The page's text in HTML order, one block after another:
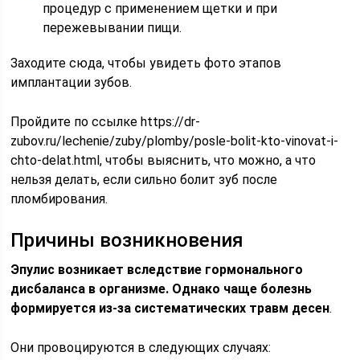
процедур с применением щетки и при
пережевывании пищи.
Заходите сюда, чтобы увидеть фото этапов
имплантации зубов.
Пройдите по ссылке https://dr-
zubov.ru/lechenie/zuby/plomby/posle-bolit-kto-vinovat-i-
chto-delat.html, чтобы выяснить, что можно, а что
нельзя делать, если сильно болит зуб после
пломбирования.
Причины возникновения
Эпулис возникает вследствие гормонального
дисбаланса в организме. Однако чаще болезнь
формируется из-за систематических травм десен.
Они провоцируются в следующих случаях: